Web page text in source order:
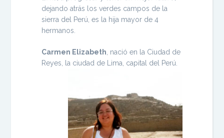
dejando atrás los verdes campos de la
sierra del Perú, es la hija mayor de 4
hermanos.
Carmen Elizabeth , nació en la Ciudad de
Reyes, la ciudad de Lima, capital del Perú.